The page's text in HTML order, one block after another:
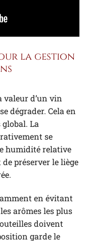
la gestion
valeur d’un vin
dégrader. Cela en
La
se
humidité relative
préserver le liège
en évitant
arômes les plus
doivent
garde le